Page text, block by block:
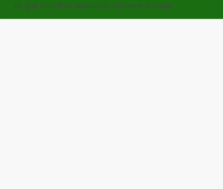
de golf et l’office national du tourisme tunisien.